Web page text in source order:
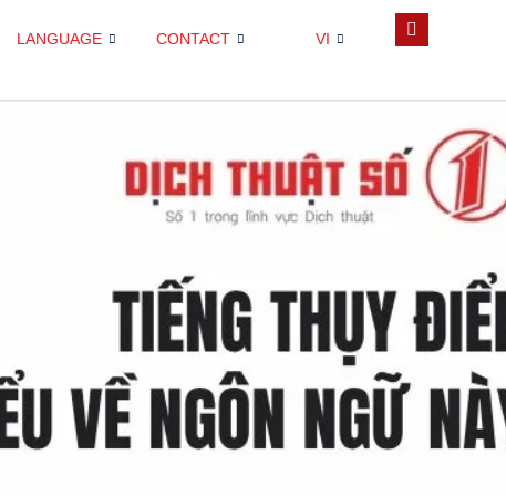
LANGUAGE CONTACT VI